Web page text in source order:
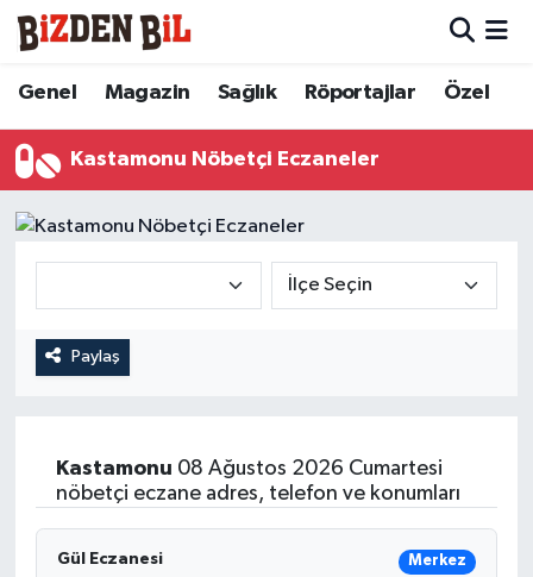
Genel Magazin Sağlık Röportajlar Özel
Kastamonu Nöbetçi Eczaneler
Paylaş
Kastamonu 08 Ağustos 2026 Cumartesi
nöbetçi eczane adres, telefon ve konumları
Gül Eczanesi Merkez
Hava Durumu
Trafik Durumu